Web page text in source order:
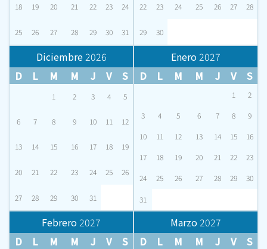
18 19 20 21 22 23 24
25 26 27 28 29 30 31
22 23 24 25 26 27 28
29 30
Diciembre2026
D
L M M J V S
1 2 3 4 5
6 7 8 9 10 11 12
13 14 15 16 17 18 19
20 21 22 23 24 25 26
27 28 29 30 31
Enero 2027
D
L M M J V S
1 2
3 4 5 6 7 8 9
10 11 12 13 14 15 16
17 18 19 20 21 22 23
24 25 26 27 28 29 30
31
Febrero 2027
D
L M M J V S
Marzo 2027
D
L M M J V S